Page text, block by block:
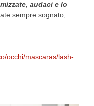
audaci e lo
sempre sognato,
occhi/mascaras/lash-